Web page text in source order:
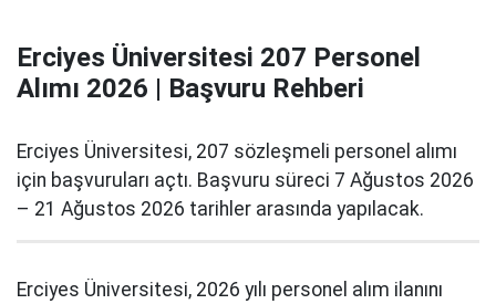
Erciyes Üniversitesi 207 Personel
Alımı 2026 | Başvuru Rehberi
Erciyes Üniversitesi, 207 sözleşmeli personel alımı
için başvuruları açtı. Başvuru süreci 7 Ağustos 2026
– 21 Ağustos 2026 tarihler arasında yapılacak.
Erciyes Üniversitesi, 2026 yılı personel alım ilanını